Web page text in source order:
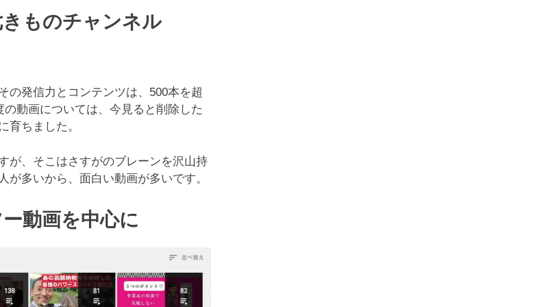
ものチャンネル
の発信力とコンテンツは、500本を超
動画については、今見ると削除した
育ちました。
が、そこはさすがのブレーンを沢山持
多いから、面白い動画が多いです。
動画を中心に